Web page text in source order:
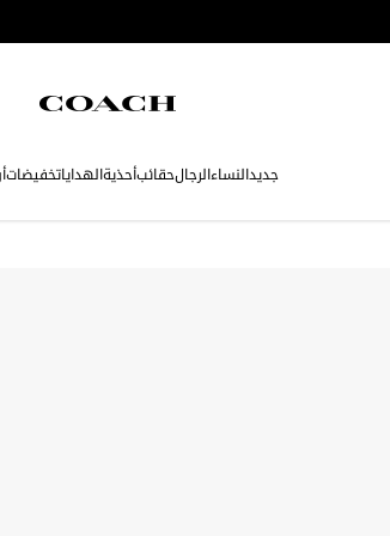
جديدالنساءالرجالحقائبأحذيةالهداياتخفيضات